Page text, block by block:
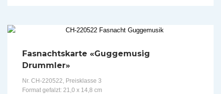
Fasnachtskarte «Guggemusig
Drummler»
Nr. CH-220522, Preisklasse 3
Format gefalzt: 21,0 x 14,8 cm